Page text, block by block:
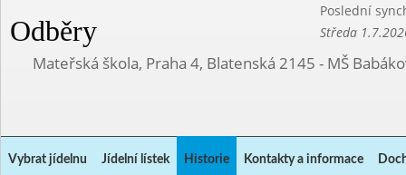
Odběry
Poslední
Středa
Mateřská škola, Praha 4, Blatenská 2145 - MŠ
Vybrat jídelnu Jídelní lístek Historie Kontakty a informace